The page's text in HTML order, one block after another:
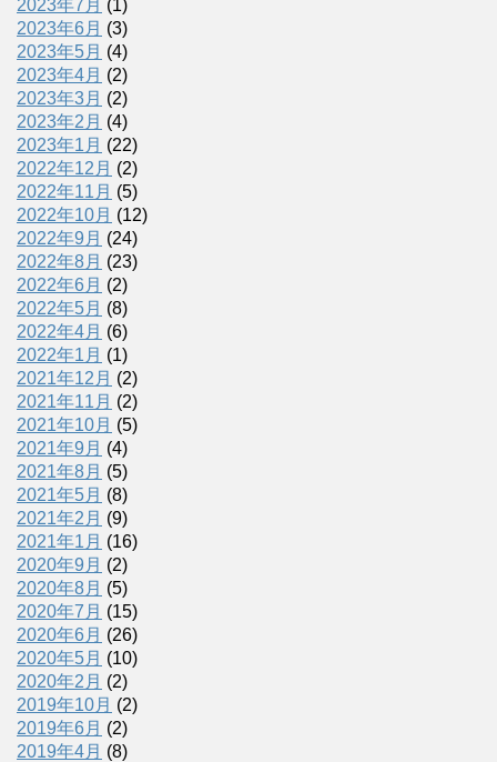
2023年7月 (1)
2023年6月 (3)
2023年5月 (4)
2023年4月 (2)
2023年3月 (2)
2023年2月 (4)
2023年1月 (22)
2022年12月 (2)
2022年11月 (5)
2022年10月 (12)
2022年9月 (24)
2022年8月 (23)
2022年6月 (2)
2022年5月 (8)
2022年4月 (6)
2022年1月 (1)
2021年12月 (2)
2021年11月 (2)
2021年10月 (5)
2021年9月 (4)
2021年8月 (5)
2021年5月 (8)
2021年2月 (9)
2021年1月 (16)
2020年9月 (2)
2020年8月 (5)
2020年7月 (15)
2020年6月 (26)
2020年5月 (10)
2020年2月 (2)
2019年10月 (2)
2019年6月 (2)
2019年4月 (8)